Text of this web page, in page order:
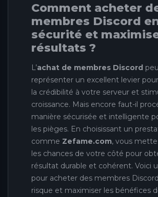
Comment acheter
membres Discord
sécurité et
résultats ?
L’achat de membres Discord
représenter un excellent levier
la crédibilité à votre serveur et
croissance. Mais encore faut-il
manière sécurisée et intelligente
les pièges. En choisissant un
comme Zefame.com, vous
les chances de votre côté pour
résultat durable et cohérent. Voici
pour acheter des membres
risque et maximiser les bénéfices